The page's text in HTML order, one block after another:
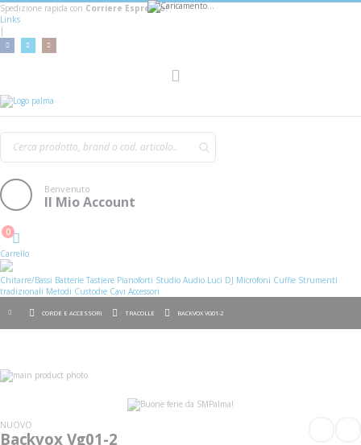
Spedizione rapida con Corriere Espresso!
Links
|
Benvenuto
Il Mio Account
Cart
0
Carrello
Chitarre/Bassi Batterie Tastiere Pianoforti Studio Audio Luci DJ Microfoni Cuffie Strumenti
tradizionali Metodi Custodie Cavi Accessori
CORDE E ACCESSORI TRACOLLE BACKVOX VG01-2
Vai
alla
galleria
di
immagini
galleria
di
NUOVO
Backvox Vg01-2